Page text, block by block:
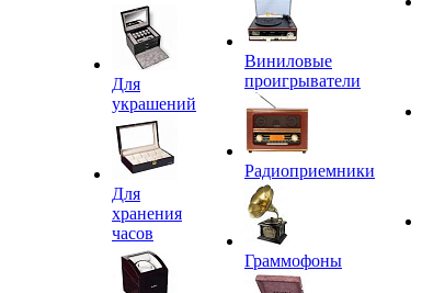
Для
украшений
Для
хранения
часов
Виниловые
проигрыватели
Радиоприемники
Граммофоны